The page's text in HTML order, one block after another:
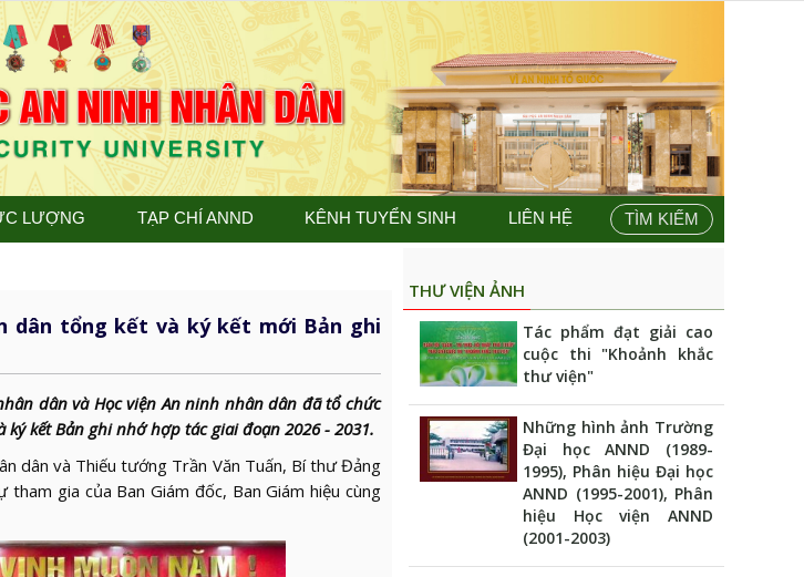
LƯỢNG TẠP CHÍ ANND KÊNH TUYỂN SINH LIÊN HỆ TÌM KIẾM
dân tổng kết và ký kết mới Bản ghi
dân và Học viện An ninh nhân dân đã tổ chức
kết Bản ghi nhớ hợp tác giai đoạn 2026 - 2031.
dân và Thiếu tướng Trần Văn Tuấn, Bí thư Đảng
gia của Ban Giám đốc, Ban Giám hiệu cùng
THƯ VIỆN ẢNH
Tác phẩm đạt giải cao
cuộc thi "Khoảnh khắc
thư viện"
Những hình ảnh Trường
Đại học ANND (1989-
1995), Phân hiệu Đại học
ANND (1995-2001), Phân
hiệu Học viện ANND
(2001-2003)